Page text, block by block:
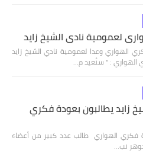
لعمومية نادي الشيخ زايد
الهواري وعدا لعمومية نادي الشيخ زايد
الهواري : " سنُعيد م…
زايد يطالبون بعودة فكري
فكري الهواري طالب عدد كبير من أعضاء
جوهر نب…